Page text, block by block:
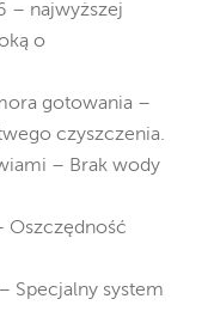
– najwyższej
o
gotowania –
czyszczenia.
– Brak wody
Oszczędność
Specjalny system